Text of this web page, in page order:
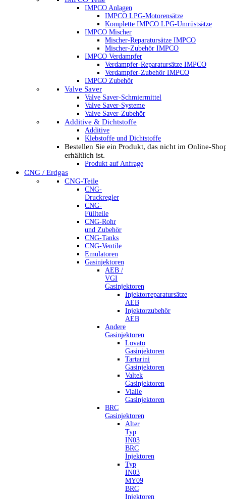
IMPCO Anlagen
IMPCO LPG-Motorensätze
Komplette IMPCO LPG-Umrüstsätze
IMPCO Mischer
Mischer-Reparatursätze IMPCO
Mischer-Zubehör IMPCO
IMPCO Verdampfer
Verdampfer-Reparatursätze IMPCO
Verdampfer-Zubehör IMPCO
IMPCO Zubehör
Valve Saver
Valve Saver-Schmiermittel
Valve Saver-Systeme
Valve Saver-Zubehör
Additive & Dichtstoffe
Additive
Klebstoffe und Dichtstoffe
Bestellen Sie ein Produkt, das nicht im Online-
erhältlich ist.
Produkt auf Anfrage
CNG / Erdgas
CNG-Teile
CNG-
Druckregler
CNG-
Füllteile
CNG-Rohr
und Zubehör
CNG-Tanks
CNG-Ventile
Emulatoren
Gasinjektoren
AEB /
VGI
Gasinjektoren
Injektorreparatursätze
AEB
Injektorzubehör
AEB
Andere
Gasinjektoren
Lovato
Gasinjektoren
Tartarini
Gasinjektoren
Valtek
Gasinjektoren
Vialle
Gasinjektoren
BRC
Gasinjektoren
Alter
Typ
IN03
BRC
Injektoren
Typ
IN03
MY09
BRC
Injektoren